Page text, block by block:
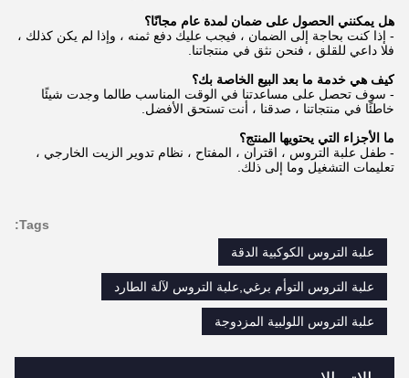
هل يمكنني الحصول على ضمان لمدة عام مجانًا؟
- إذا كنت بحاجة إلى الضمان ، فيجب عليك دفع ثمنه ، وإذا لم يكن كذلك ،
فلا داعي للقلق ، فنحن نثق في منتجاتنا.
كيف هي خدمة ما بعد البيع الخاصة بك؟
- سوف تحصل على مساعدتنا في الوقت المناسب طالما وجدت شيئًا
خاطئًا في منتجاتنا ، صدقنا ، أنت تستحق الأفضل.
ما الأجزاء التي يحتويها المنتج؟
- طفل علبة التروس ، اقتران ، المفتاح ، نظام تدوير الزيت الخارجي ،
تعليمات التشغيل وما إلى ذلك.
Tags:
علبة التروس الكوكبية الدقة
علبة التروس التوأم برغي,علبة التروس لآلة الطارد
علبة التروس اللولبية المزدوجة